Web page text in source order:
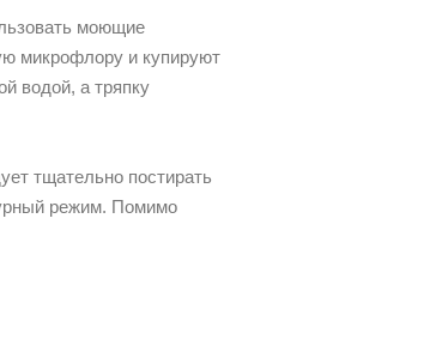
моющие
микрофлору и купируют
водой, а тряпку
тщательно постирать
режим. Помимо